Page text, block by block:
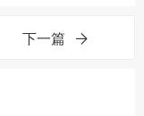
下一篇